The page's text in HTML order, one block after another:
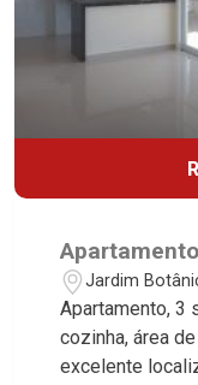
Jardim
Apartamento, 3
cozinha, área
excelente